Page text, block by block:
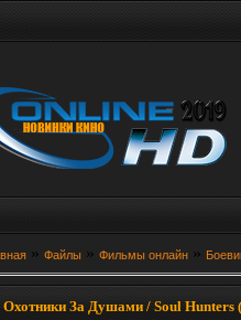
» Файлы » Фильмы онлайн »
Охотники За Душами / Soul Hunters